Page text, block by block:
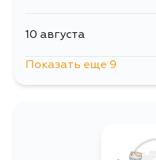
10 августа
Показать еще 9